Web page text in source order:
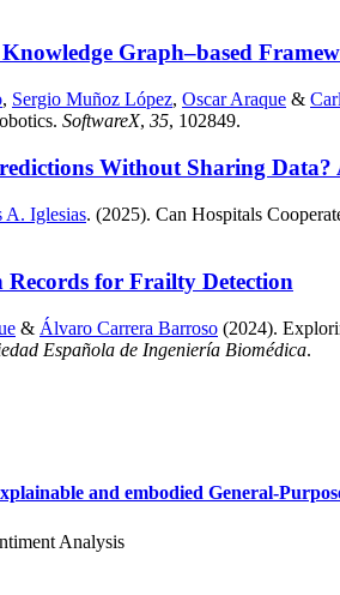
Graph–based
, Sergio Muñoz López, Oscar Araque &
SoftwareX, 35, 102849.
Without Sharing
A. Iglesias. (2025). Can Hospitals
for Frailty Detection
& Álvaro Carrera Barroso (2024).
Española de Ingeniería Biomédica.
and embodied General-
Analysis